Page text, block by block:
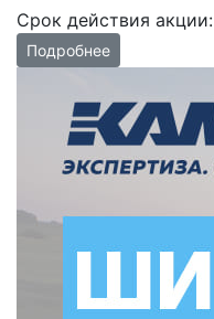
Срок действия акции:
Подробнее